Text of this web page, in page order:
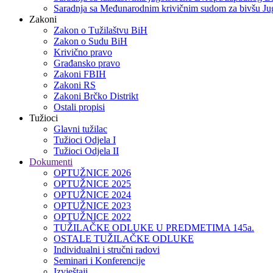
Saradnja sa Međunarodnim krivičnim sudom za bivšu
Zakoni
Zakon o Тužilaštvu BiH
Zakon o Sudu BiH
Krivično pravo
Građansko pravo
Zakoni FBIH
Zakoni RS
Zakoni Brčko Distrikt
Ostali propisi
Tužioci
Glavni tužilac
Tužioci Odjela I
Tužioci Odjela II
Dokumenti
OPTUŽNICE 2026
OPTUŽNICE 2025
OPTUŽNICE 2024
OPTUŽNICE 2023
OPTUŽNICE 2022
TUŽILAČKE ODLUKE U PREDMETIMA 145a.
OSTALE TUŽILAČKE ODLUKE
Individualni i stručni radovi
Seminari i Konferencije